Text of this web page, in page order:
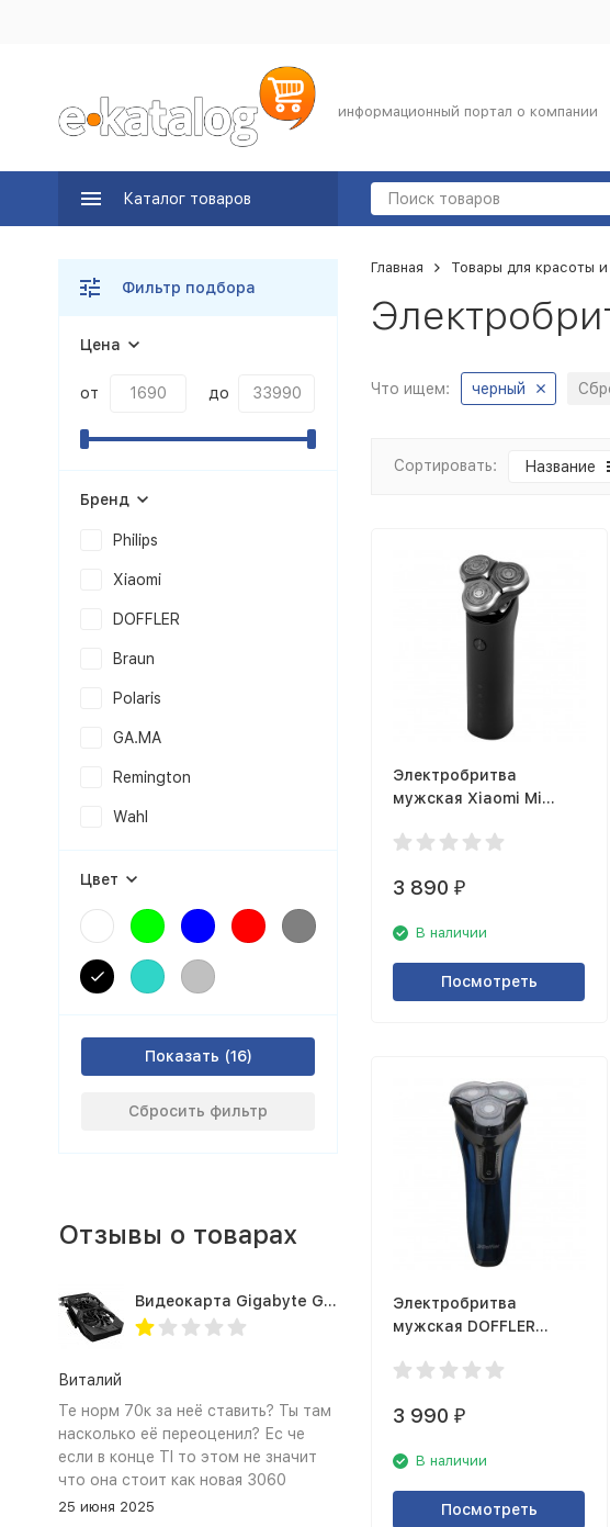
информационный портал о компании
Каталог товаров
Главная Товары для красоты
Что ищем: черный
Сортировать: Название
Электробритва
мужская Xiaomi Mi
3 890 ₽
В наличии
Посмотреть
Электробритва
мужская DOFFLER
3 990 ₽
В наличии
Посмотреть
Фильтр подбора
Цена
от до
Бренд
Philips
Xiaomi
DOFFLER
Braun
Polaris
GA.MA
Remington
Wahl
Цвет
Показать
Сбросить фильтр
Отзывы о товарах
Видеокарта Gigabyte GTX1660TI 6GB (GV-N166TOC-6GD 1.0A)
Виталий
Те норм 70к за неё ставить? Ты там
насколько её переоценил? Ес че
если в конце TI то этом не значит
что она стоит как новая 3060
25 июня 2025